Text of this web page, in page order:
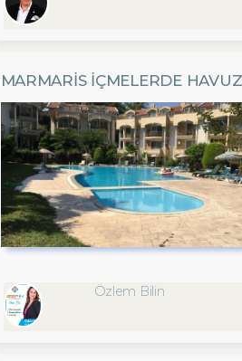
MARMARIS İÇMELERDE
Özlem Bilin